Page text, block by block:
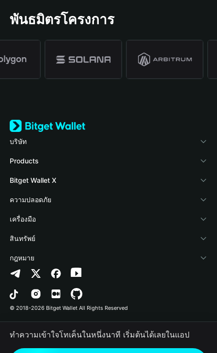
พันธมิตรโครงการ
บริษัท
เกี่ยวกับ Bitget Wallet
Blog
Academy
ข่าวสารด้านคริปโต
ศูนย์ช่วยเหลือ
ติดต่อเรา
ทรัพยากรข้อมูลของแบรนด์
อาชีพ
Products
Crypto Card
Stablecoin Earn
Payfi Crypto
Crypto Swap API
Altcoin Season Index
Prediction Markets
DApp
RWA
Bitget Wallet X
นักพัฒนา
เชื่อมต่อ Wallet
Bitget Wallet Pay
ลิสต์โปรเจกต์
ความปลอดภัย
Protection Fund
เทคโนโลยีความปลอดภัย
เครื่องมือ
ซื้อคริปโต
การตรวจจับการอนุญาต
การตรวจจับสัญญา
การโอนเป็นชุด
สินทรัพย์
Arbitrum
Avalanche
Bitcoin
Polygon
กฎหมาย
นโยบายความเป็นส่วนตัว
ข้อตกลงในการใช้บริการ
© 2018-2026 Bitget Wallet All Rights Reserved
ทำความเข้าใจโทเค็นในหนึ่งนาที เริ่มต้นได้เลยในแอป